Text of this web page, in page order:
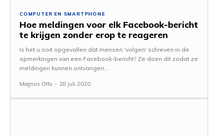
COMPUTER EN SMARTPHONE
Hoe meldingen voor elk Facebook-bericht
te krijgen zonder erop te reageren
Is het u ooit opgevallen dat mensen 'volgen' schreven in de
opmerkingen van een Facebook-bericht? Ze doen dit zodat ze
meldingen kunnen ontvangen...
Magnus Otto - 28 juli 2020